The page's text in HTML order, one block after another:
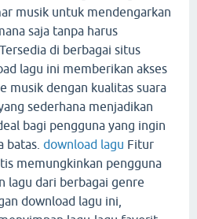
musik untuk mendengarkan
saja tanpa harus
di berbagai situs
lagu ini memberikan akses
musik dengan kualitas suara
sederhana menjadikan
bagi pengguna yang ingin
batas. download lagu Fitur
memungkinkan pengguna
lagu dari berbagai genre
download lagu ini,